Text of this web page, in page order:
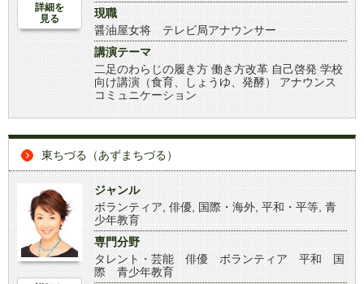
詳細を
見る
現職
醤油屋女将 テレビ局アナウンサー
講演テーマ
二足のわらじの履き方 働き方改革 自己啓発 学校
向け講演（食育、しょうゆ、発酵） アナウンス
コミュニケーション
東ちづる（あずまちづる）
ジャンル
ボランティア 俳優 国際・海外 平和・平等 青
少年教育
専門分野
タレント・芸能 俳優 ボランティア 平和 国
際 青少年教育